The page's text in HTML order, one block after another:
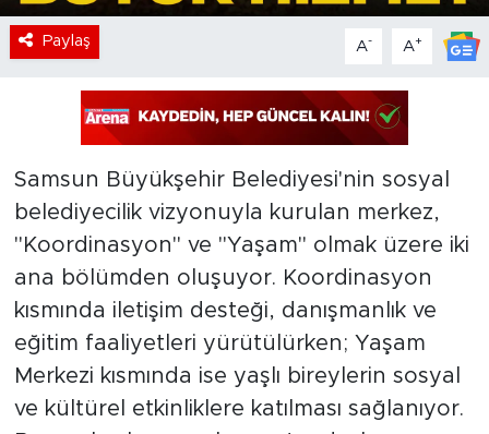
Paylaş A- A+
Samsun Büyükşehir Belediyesi'nin sosyal
belediyecilik vizyonuyla kurulan merkez,
"Koordinasyon" ve "Yaşam" olmak üzere iki
ana bölümden oluşuyor. Koordinasyon
kısmında iletişim desteği, danışmanlık ve
eğitim faaliyetleri yürütülürken; Yaşam
Merkezi kısmında ise yaşlı bireylerin sosyal
ve kültürel etkinliklere katılması sağlanıyor.